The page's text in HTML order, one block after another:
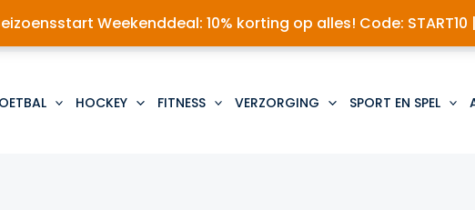
Weekenddeal: 10% korting op alles! Code:
HOCKEY FITNESS VERZORGING SPORT EN SPEL